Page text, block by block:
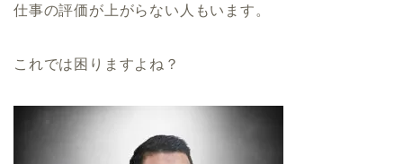
仕事の評価が上がらない人もいます。
これでは困りますよね？